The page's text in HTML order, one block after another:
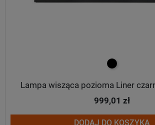
czarny
Lampa wisząca pozioma Liner
999,01 zł
DODAJ DO KOSZYKA